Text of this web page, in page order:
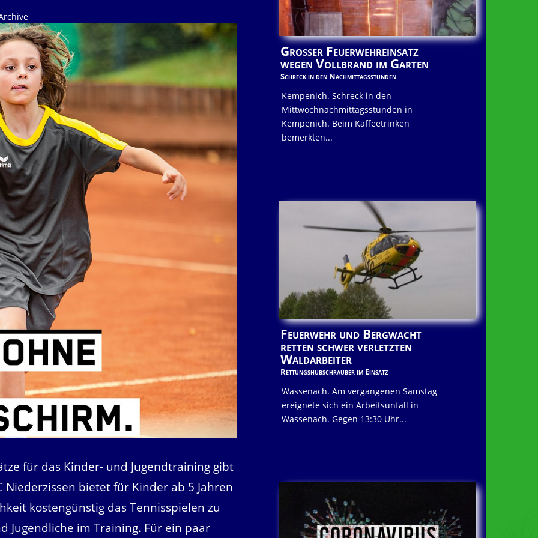
für das Kinder- und Jugendtraining gibt
Niederzissen bietet für Kinder ab 5 Jahren
kostengünstig das Tennisspielen zu
Jugendliche im Training. Für ein paar
Großer Feuerwehreinsatz
wegen Vollbrand im Garten
Schreck in den Nachmittagsstunden
Kempenich. Schreck in den
Mittwochnachmittagsstunden in
Kempenich. Beim Kaffeetrinken
bemerkten...
Feuerwehr und Bergwacht
retten schwer verletzten
Waldarbeiter
Rettungshubschrauber im Einsatz
Wassenach. Am vergangenen Samstag
ereignete sich ein Arbeitsunfall in
Wassenach. Gegen 13:30 Uhr...